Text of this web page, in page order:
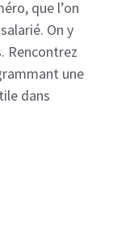
que l’on
On y
Rencontrez
une
dans